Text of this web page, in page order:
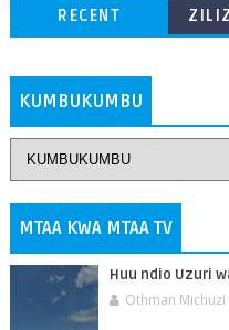
RECENT
KUMBUKUMBU
MTAA KWA MTAA TV
Huu ndio Uzuri
Othman Michuzi